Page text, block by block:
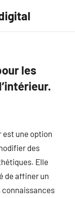
les
est une option
des
Elle
de affiner un
connaissances